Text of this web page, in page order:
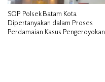
SOP Polsek Batam Kota
Dipertanyakan dalam Proses
Perdamaian Kasus Pengeroyokan